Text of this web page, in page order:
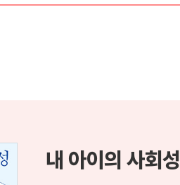
내 아이의 사회성